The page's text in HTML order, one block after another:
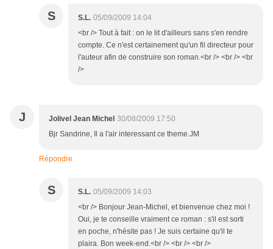
S S.L. 05/09/2009 14:04
<br /> Tout à fait : on le lit d'ailleurs sans s'en rendre
compte. Ce n'est certainement qu'un fil directeur pour
l'auteur afin de construire son roman.<br /> <br /> <br
/>
J Jolivel Jean Michel 30/08/2009 17:50
Bjr Sandrine, Il a l'air interessant ce theme.JM
Répondre
S S.L. 05/09/2009 14:03
<br /> Bonjour Jean-Michel, et bienvenue chez moi !
Oui, je te conseille vraiment ce roman : s'il est sorti
en poche, n'hésite pas ! Je suis certaine qu'il te
plaira. Bon week-end.<br /> <br /> <br />